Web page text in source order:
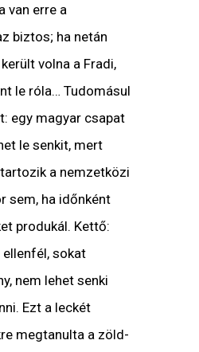
van erre a
biztos; ha netán
volna a Fradi,
le róla… Tudomásul
egy magyar csapat
le senkit, mert
a nemzetközi
sem, ha időnként
produkál. Kettő:
ellenfél, sokat
nem lehet senki
Ezt a leckét
megtanulta a zöld-